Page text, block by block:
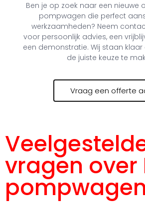
Ben je op zoek naar een nieuwe
pompwagen die perfect
werkzaamheden? Neem
voor persoonlijk advies, een
een demonstratie. Wij staan
de juiste keuze te
Vraag een offerte
vragen over